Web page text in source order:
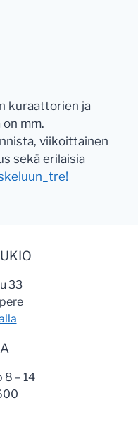
kuraattorien ja
mm.
viikoittainen
sekä erilaisia
33
8 – 14